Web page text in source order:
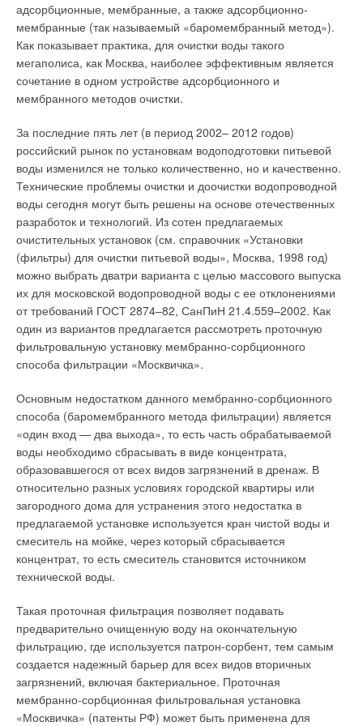
адсорбционные, мембранные, а также адсорбционно-
мембранные (так называемый «баромембранный метод»).
Как показывает практика, для очистки воды такого
мегаполиса, как Москва, наиболее эффективным является
сочетание в одном устройстве адсорбционного и
мембранного методов очистки.
За последние пять лет (в период 2002– 2012 годов)
российский рынок по установкам водоподготовки питьевой
воды изменился не только количественно, но и качественно.
Технические проблемы очистки и доочистки водопроводной
воды сегодня могут быть решены на основе отечественных
разработок и технологий. Из сотен предлагаемых
очистительных установок (см. справочник «Установки
(фильтры) для очистки питьевой воды», Москва, 1998 год)
можно выбрать дватри варианта с целью массового выпуска
их для московской водопроводной воды с ее отклонениями
от требований ГОСТ 2874–82, СанПиН 21.4.559–2002. Как
один из вариантов предлагается рассмотреть проточную
фильтровальную установку мембранно-сорбционного
способа фильтрации «Москвичка».
Основным недостатком данного мембранно-сорбционного
способа (баромембранного метода фильтрации) является
«один вход — два выхода», то есть часть обрабатываемой
воды необходимо сбрасывать в виде концентрата,
образовавшегося от всех видов загрязнений в дренаж. В
относительно разных условиях городской квартиры или
загородного дома для устранения этого недостатка в
предлагаемой установке используется кран чистой воды и
смеситель на мойке, через который сбрасывается
концентрат, то есть смеситель становится источником
технической воды.
Такая проточная фильтрация позволяет подавать
предварительно очищенную воду на окончательную
фильтрацию, где используется патрон-сорбент, тем самым
создается надежный барьер для всех видов вторичных
загрязнений, включая бактериальное. Проточная
мембранно-сорбционная фильтровальная установка
«Москвичка» (патенты РФ) может быть применена для
на которое рассчитана труба.
Максимальная рабочая температура широко применяемых
труб из ПЭ и ПВХ — 40–60 °C. Для горячего водоснабжения
и отопления требуются полимерные трубы из ПП, ПБ,
сшитого ПЭ. Для этих труб стабильная рабочая температура
являются трубы из сшитого ПЭ (главным образом — PE-Xb) в
сопоставлении «цена/эксплуатационные характеристики».
Они превосходят по свойствам трубы из ПП и уступают
трубам из ПБ, но существенно дешевле полибутеновых труб.
Существуют особенные полимерные материалы, которые
также можно отнести к группе «экзотических», например
поливинилфторид (ПВФ). Изготовленные из него трубы
выдерживают рабочую температуру 120 °C и выше, но он
дорог в сравнении с другими полимерами, используется
крайне редко и только там, где трубы должны обладать
исключительной химической и термической стойкостью. В
мире мало предприятий, которые производят трубы из ПВФ.
— внутренняя канализация зданий. Используются трубы из
ПВХ и ПП, реже — из ПЭ (в силу меньшей пригодности). Для
наружной канализации и сливных стоков — безнапорных и
напорных канализаций малого давления — применяют
трубы из ПЭ и ПВХ большего диаметра, чем трубы для
водоснабжения и отопления.
Нормативных документов для труб внешней канализации не
существует. Исключение составляет ГОСТ на трубы и
соединительные детали для внутренних канализаций
зданий, которые в данном случае рассматриваются не
труб во внутренней канализации здания не столь
значительна. Большее место занимают соединительные
«двойники», «тройники». Внутри одного здания применяется
около 30 типов соединительных деталей.
Сравнительные свойства труб
Более 30 лет назад сифонная система ливнестока,
созданная инженерами швейцарской компанииGeberitбыла
названа Pluvia. Pluvia — это по латыни дождь. В системе
GeberitPluvia, благодаря особой конструкции воронок и
точному расчету диаметров труб, в стояке, заполненном
водой, при движении столба жидкости под действием силы
которого достигается в верхней точке стояка.
Разрежение передается по горизонтальному коллектору до
точки входа воды — приемной воронки. Скорость
прохождения воды по трубам в системе Geberit Pluvia
достигает 5–12 м/с, что резко увеличивает
производительность каждой приемной воронки. Отличия в
принципах действия самотечных и сифонных ливневых
систем как раз и определяют их конструктивные
особенности. Например, для самотечных систем
трубопроводы должны прокладываться с уклоном, требуется
большое количество стояков и разветвленная сеть
подземных трубопроводов.
ливнестока могут быть проложены без уклона. Диаметры
труб сифонной системы меньше диаметров самотечной
системы. Напорный режим работы сифонных трубопроводов
обеспечивают высокую гибкость в их трассировке, и
позволяет поместить стояк системы максимально близко к
приемным колодцам наружных канализационных сетей.
Поэтому для сифонной системы требуется меньший объем
земляных работ для подключения к наружным сетям.
Напорный режим работы сифонного ливнестока позволяет
включить дождевые стоки в системы вторичного
достигают 5–10 м/с, что обеспечивает эффект
самоочищения, легко удаляя из трубы все загрязнения. В
сифонном водостоке важно предотвратить поступление
воздуха внутрь системы. Сифонный эффект возможен при
заполнении системы водой от 60 %. При меньшем
заполнении труб, система работает в пульсирующем
режиме.